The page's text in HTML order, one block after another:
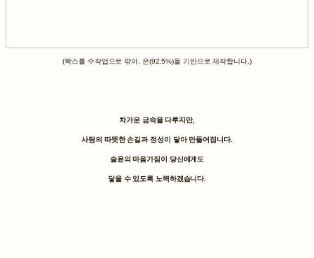
(왁스를 수작업으로 깎아, 은(92.5%)을 기반으로 제작합니다.)
차가운 금속을 다루지만,
사람의 따뜻한 손길과 정성이 닿아 만들어집니다.
슬윤의 마음가짐이 당신에게도
닿을 수 있도록 노력하겠습니다.